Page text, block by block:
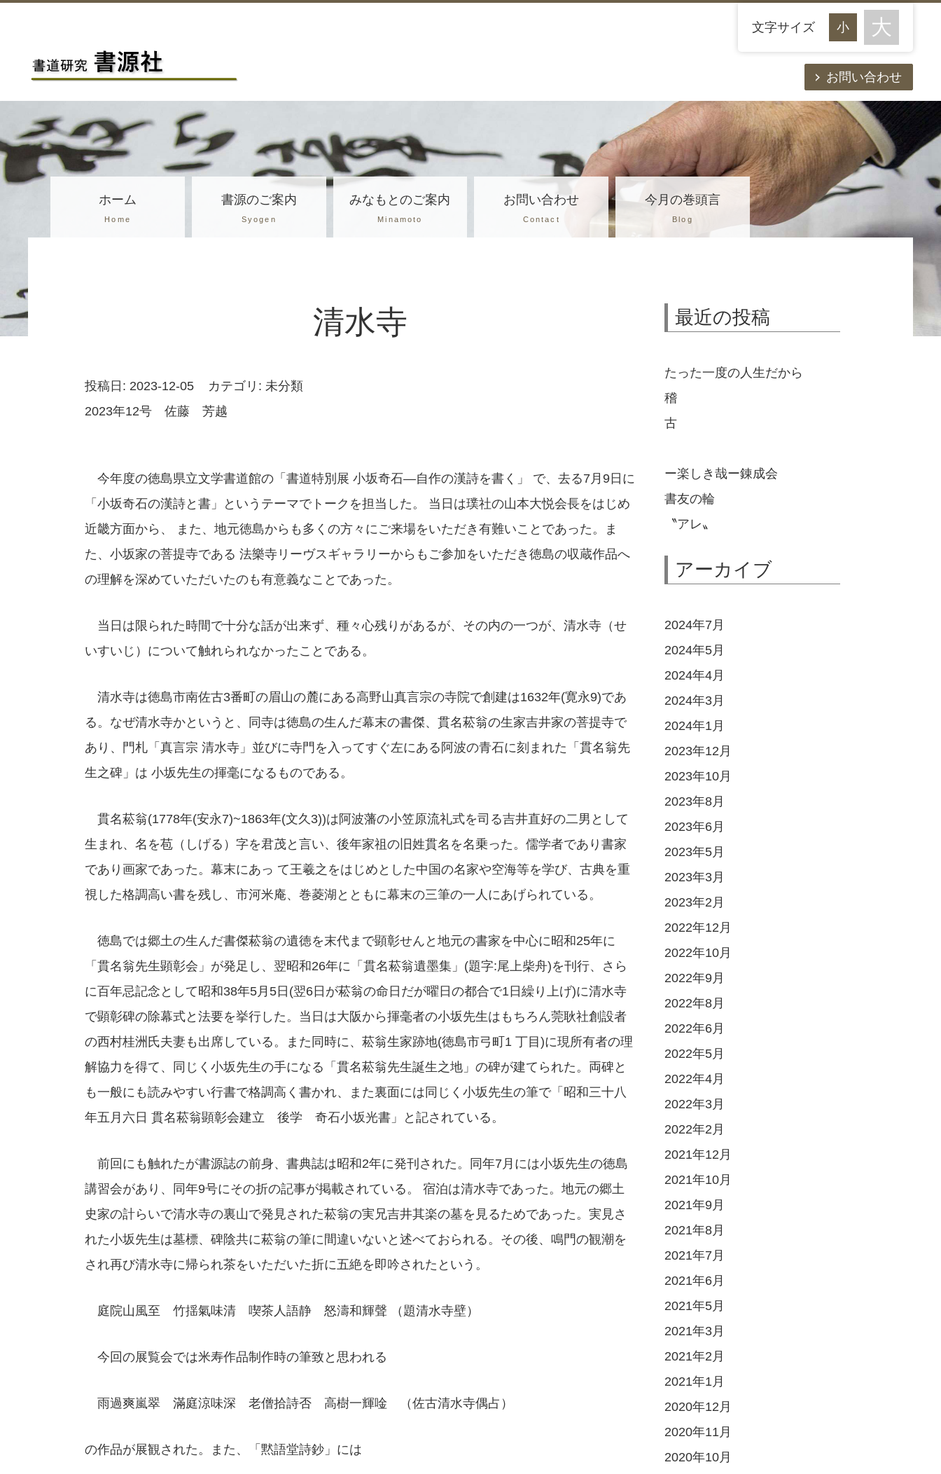
お問い合わせ
文字サイズ
ホーム
Home
書源のご案内
Syogen
みなもとのご案内
Minamoto
お問い合わせ
Contact
今月の巻頭言
Blog
清水寺
投稿日: 2023-12-05 カテゴリ: 未分類
2023年12号 佐藤 芳越
今年度の徳島県立文学書道館の「書道特別展 小坂奇石―自作の漢詩を書く」 で、去る7月9日に
「小坂奇石の漢詩と書」というテーマでトークを担当した。 当日は璞社の山本大悦会長をはじめ
近畿方面から、 また、地元徳島からも多くの方々にご来場をいただき有難いことであった。ま
た、小坂家の菩提寺である 法樂寺リーヴスギャラリーからもご参加をいただき徳島の収蔵作品へ
の理解を深めていただいたのも有意義なことであった。
当日は限られた時間で十分な話が出来ず、種々心残りがあるが、その内の一つが、清水寺（せ
いすいじ）について触れられなかったことである。
清水寺は徳島市南佐古3番町の眉山の麓にある高野山真言宗の寺院で創建は1632年(寛永9)であ
る。なぜ清水寺かというと、同寺は徳島の生んだ幕末の書傑、貫名菘翁の生家吉井家の菩提寺で
あり、門札「真言宗 清水寺」並びに寺門を入ってすぐ左にある阿波の青石に刻まれた「貫名翁先
生之碑」は 小坂先生の揮毫になるものである。
貫名菘翁(1778年(安永7)~1863年(文久3))は阿波藩の小笠原流礼式を司る吉井直好の二男として
生まれ、名を苞（しげる）字を君茂と言い、後年家祖の旧姓貫名を名乗った。儒学者であり書家
であり画家であった。幕末にあっ て王羲之をはじめとした中国の名家や空海等を学び、古典を重
視した格調高い書を残し、市河米庵、巻菱湖とともに幕末の三筆の一人にあげられている。
徳島では郷土の生んだ書傑菘翁の遺徳を末代まで顕彰せんと地元の書家を中心に昭和25年に
「貫名翁先生顕彰会」が発足し、翌昭和26年に「貫名菘翁遺墨集」(題字:尾上柴舟)を刊行、さら
に百年忌記念として昭和38年5月5日(翌6日が菘翁の命日だが曜日の都合で1日繰り上げ)に清水寺
で顕彰碑の除幕式と法要を挙行した。当日は大阪から揮毫者の小坂先生はもちろん莞耿社創設者
の西村桂洲氏夫妻も出席している。また同時に、菘翁生家跡地(徳島市弓町1 丁目)に現所有者の理
解協力を得て、同じく小坂先生の手になる「貫名菘翁先生誕生之地」の碑が建てられた。両碑と
も一般にも読みやすい行書で格調高く書かれ、また裏面には同じく小坂先生の筆で「昭和三十八
年五月六日 貫名菘翁顕彰会建立 後学 奇石小坂光書」と記されている。
前回にも触れたが書源誌の前身、書典誌は昭和2年に発刊された。同年7月には小坂先生の徳島
講習会があり、同年9号にその折の記事が掲載されている。 宿泊は清水寺であった。地元の郷土
史家の計らいで清水寺の裏山で発見された菘翁の実兄吉井其楽の墓を見るためであった。実見さ
れた小坂先生は墓標、碑陰共に菘翁の筆に間違いないと述べておられる。その後、鳴門の観潮を
され再び清水寺に帰られ茶をいただいた折に五絶を即吟されたという。
庭院山風至 竹揺氣味清 喫茶人語静 怒濤和輝聲 （題清水寺壁）
今回の展覧会では米寿作品制作時の筆致と思われる
雨過爽嵐翠 滿庭涼味深 老僧拾詩否 高樹一輝唫 （佐古清水寺偶占）
の作品が展観された。また、「黙語堂詩鈔」には
最近の投稿
たった一度の人生だから
稽
古
ー楽しき哉ー錬成会
書友の輪
〝アレ〟
アーカイブ
2024年7月
2024年5月
2024年4月
2024年3月
2024年1月
2023年12月
2023年10月
2023年8月
2023年6月
2023年5月
2023年3月
2023年2月
2022年12月
2022年10月
2022年9月
2022年8月
2022年6月
2022年5月
2022年4月
2022年3月
2022年2月
2021年12月
2021年10月
2021年9月
2021年8月
2021年7月
2021年6月
2021年5月
2021年3月
2021年2月
2021年1月
2020年12月
2020年11月
2020年10月